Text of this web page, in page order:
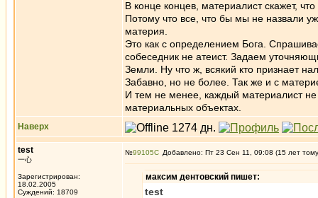
В конце концев, материалист скажет,
Потому что все, что бы мы не назвали
материя.
Это как с определением Бога.
собеседник не атеист. Задаем
Земли. Ну что ж, всякий кто признает
Забавно, но не более. Так же и с
И тем не менее, каждый материалист
материальных объектах.
Наверх
test
一心
Зарегистрирован:
18.02.2005
Суждений: 18709
№99105 Добавлено: Пт 23 Сен 11, 09:08 (15 лет
максим дентовский пишет:
test